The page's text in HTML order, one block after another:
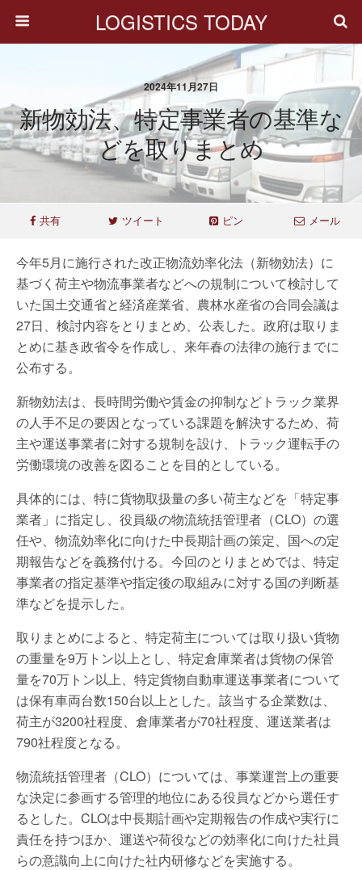
LOGISTICS TODAY
2024年11月27日
新物効法、特定事業者の基準な
どを取りまとめ
共有 ツイート ピン メール
今年5月に施行された改正物流効率化法（新物効法）に
基づく荷主や物流事業者などへの規制について検討して
いた国土交通省と経済産業省、農林水産省の合同会議は
27日、検討内容をとりまとめ、公表した。政府は取りま
とめに基き政省令を作成し、来年春の法律の施行までに
公布する。
新物効法は、長時間労働や賃金の抑制などトラック業界
の人手不足の要因となっている課題を解決するため、荷
主や運送事業者に対する規制を設け、トラック運転手の
労働環境の改善を図ることを目的としている。
具体的には、特に貨物取扱量の多い荷主などを「特定事
業者」に指定し、役員級の物流統括管理者（CLO）の選
任や、物流効率化に向けた中長期計画の策定、国への定
期報告などを義務付ける。今回のとりまとめでは、特定
事業者の指定基準や指定後の取組みに対する国の判断基
準などを提示した。
取りまとめによると、特定荷主については取り扱い貨物
の重量を9万トン以上とし、特定倉庫業者は貨物の保管
量を70万トン以上、特定貨物自動車運送事業者について
は保有車両台数150台以上とした。該当する企業数は、
荷主が3200社程度、倉庫業者が70社程度、運送業者は
790社程度となる。
物流統括管理者（CLO）については、事業運営上の重要
な決定に参画する管理的地位にある役員などから選任す
るとした。CLOは中長期計画や定期報告の作成や実行に
責任を持つほか、運送や荷役などの効率化に向けた社員
らの意識向上に向けた社内研修などを実施する。